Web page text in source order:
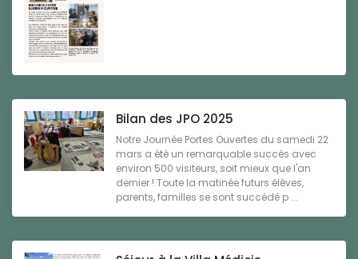
Bilan des JPO 2025
Notre Journée Portes Ouvertes du samedi 22
mars a été un remarquable succès avec
environ 500 visiteurs, soit mieux que l'an
dernier ! Toute la matinée futurs élèves,
parents, familles se sont succédé p ...